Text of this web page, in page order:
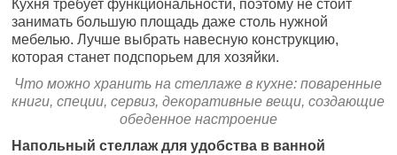
Кухня требует функциональности, поэтому не стоит
занимать большую площадь даже столь нужной
мебелью. Лучше выбрать навесную конструкцию,
которая станет подспорьем для хозяйки.
Что можно хранить на стеллаже в кухне: поваренные
книги, специи, сервиз, декоративные вещи, создающие
обеденное настроение
Напольный стеллаж для удобства в ванной